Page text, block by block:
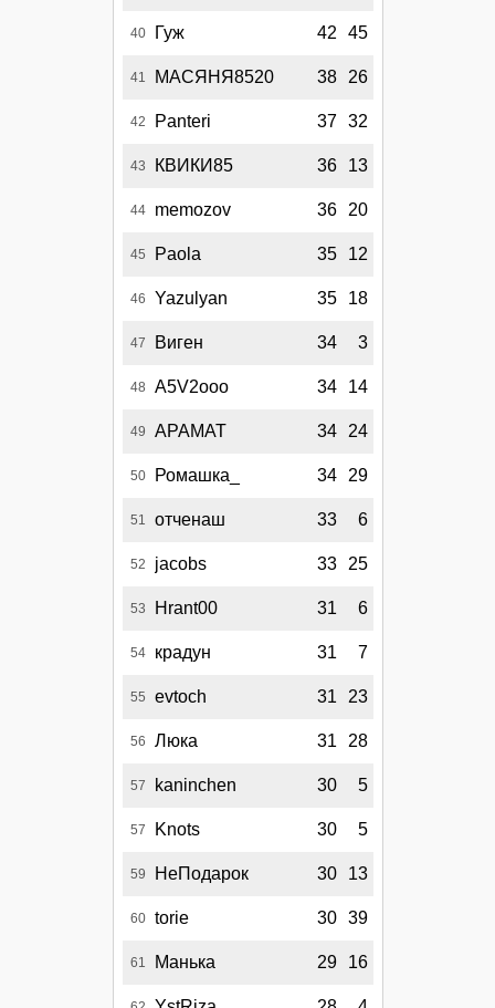
40 Гуж 42 45
41 МАСЯНЯ8520 38 26
42 Panteri 37 32
43 КВИКИ85 36 13
44 memozov 36 20
45 Paola 35 12
46 Yazulyan 35 18
47 Виген 34 3
48 A5V2ooo 34 14
49 АРАМАТ 34 24
50 Ромашка_ 34 29
51 отченаш 33 6
52 jacobs 33 25
53 Hrant00 31 6
54 крадун 31 7
55 evtoch 31 23
56 Люка 31 28
57 kaninchen 30 5
57 Knots 30 5
59 НеПодарок 30 13
60 torie 30 39
61 Манька 29 16